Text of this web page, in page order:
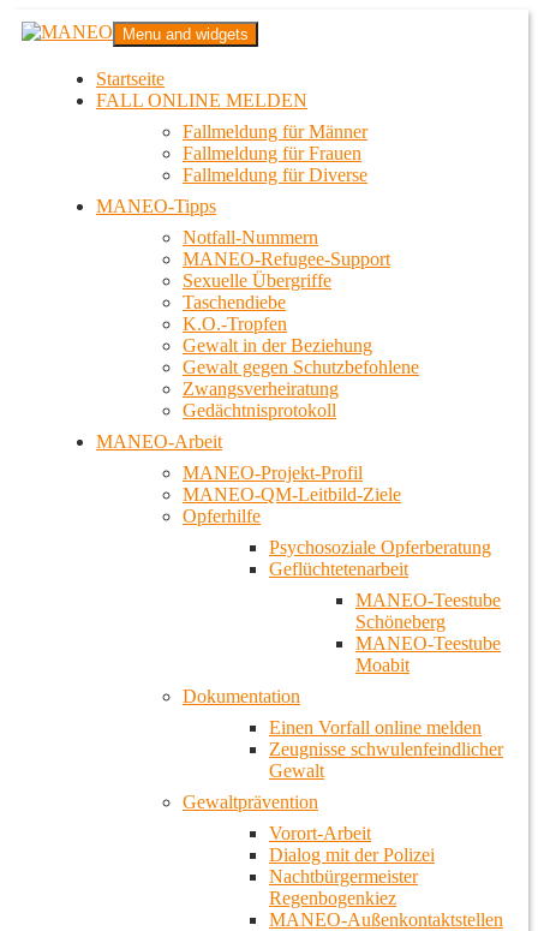
Zum
InhaltMANEO
Das schwule Anti-Gewalt-Projekt in Berlin
Menu and widgets
Startseite
FALL ONLINE MELDEN
Fallmeldung für Männer
Fallmeldung für Frauen
Fallmeldung für Diverse
MANEO-Tipps
Notfall-Nummern
MANEO-Refugee-Support
Sexuelle Übergriffe
Taschendiebe
K.O.-Tropfen
Gewalt in der Beziehung
Gewalt gegen Schutzbefohlene
Zwangsverheiratung
Gedächtnisprotokoll
MANEO-Arbeit
MANEO-Projekt-Profil
MANEO-QM-Leitbild-Ziele
Opferhilfe
Psychosoziale Opferberatung
Geflüchtetenarbeit
MANEO-Teestube
Schöneberg
MANEO-Teestube
Moabit
Dokumentation
Einen Vorfall online melden
Zeugnisse schwulenfeindlicher
Gewalt
Gewaltprävention
Vorort-Arbeit
Dialog mit der Polizei
Nachtbürgermeister
Regenbogenkiez
MANEO-Außenkontaktstellen